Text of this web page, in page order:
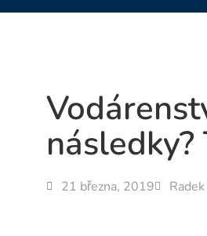
21 března, 2019